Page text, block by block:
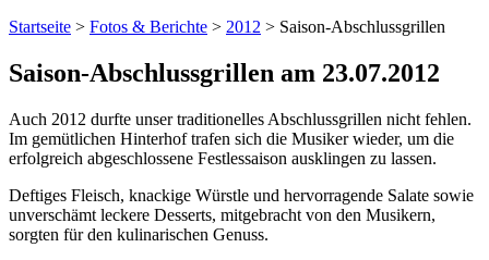
Startseite > Fotos & Berichte > 2012 > Saison-Abschlussgrillen
Saison-Abschlussgrillen am 23.07.2012
Auch 2012 durfte unser traditionelles Abschlussgrillen nicht fehlen.
Im gemütlichen Hinterhof trafen sich die Musiker wieder, um die
erfolgreich abgeschlossene Festlessaison ausklingen zu lassen.
Deftiges Fleisch, knackige Würstle und hervorragende Salate sowie
unverschämt leckere Desserts, mitgebracht von den Musikern,
sorgten für den kulinarischen Genuss.